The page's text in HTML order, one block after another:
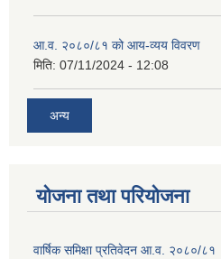
आ.व. २०८०/८१ को आय-व्यय विवरण
मिति: 07/11/2024 - 12:08
अन्य
योजना तथा परियोजना
वार्षिक समिक्षा प्रतिवेदन आ.व. २०८०/८१